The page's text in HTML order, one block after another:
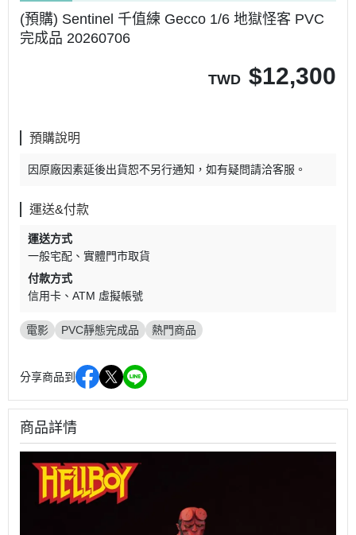
(預購) Sentinel 千值練 Gecco 1/6 地獄怪客 PVC
完成品 20260706
TWD $12,300
預購說明
因原廠因素延後出貨恕不另行通知，如有疑問請洽客服。
運送&付款
運送方式
一般宅配
實體門市取貨
付款方式
信用卡
ATM 虛擬帳號
電影 PVC靜態完成品 熱門商品
分享商品到
商品詳情